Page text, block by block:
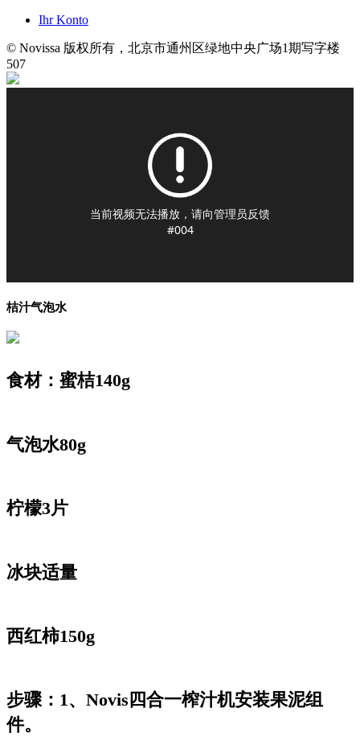
Ihr Konto
© Novissa 版权所有，北京市通州区绿地中央广场1期写字楼
507
当前视频无法播放，请向管理员反馈
#004
桔汁气泡水
食材：蜜桔140g
气泡水80g
柠檬3片
冰块适量
西红柿150g
步骤：1、Novis四合一榨汁机安装果泥组
件。